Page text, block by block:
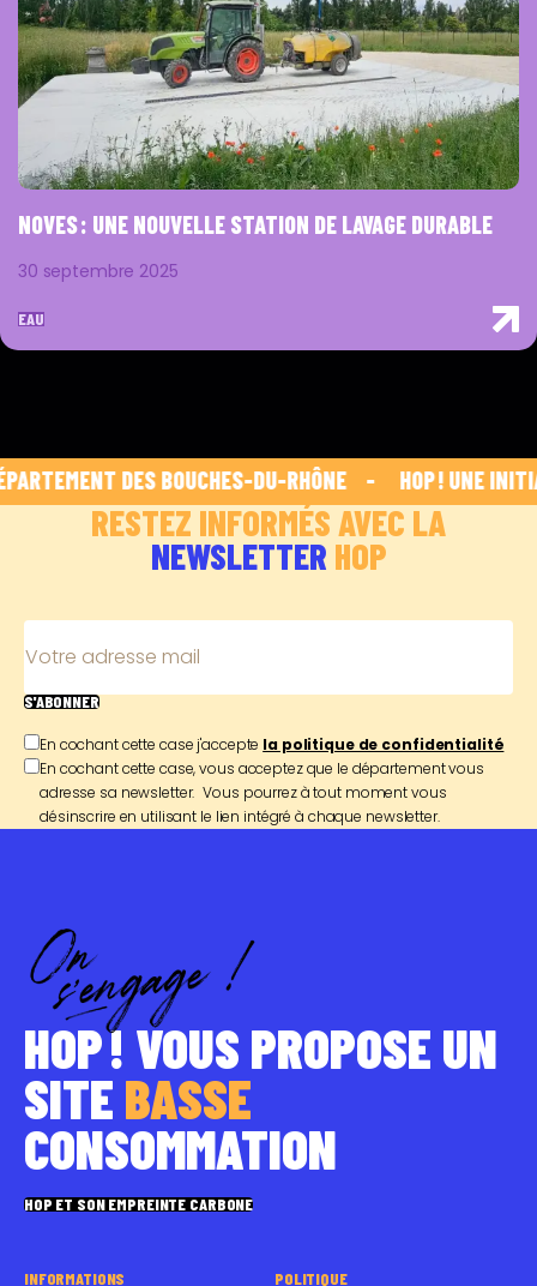
NOVES : UNE NOUVELLE STATION DE LAVAGE DURABLE
30 septembre 2025
EAU
DES BOUCHES-DU-RHÔNE    - HOP ! UNE
RESTEZ INFORMÉS AVEC LA
NEWSLETTER HOP
Votre adresse mail
S'ABONNER
En cochant cette case j'accepte la politique de confidentialité
En cochant cette case, vous acceptez que le département vous
adresse sa newsletter. Vous pourrez à tout moment vous
désinscrire en utilisant le lien intégré à chaque newsletter.
HOP ! VOUS PROPOSE UN
SITE BASSE
CONSOMMATION
HOP ET SON EMPREINTE CARBONE
INFORMATIONS POLITIQUE